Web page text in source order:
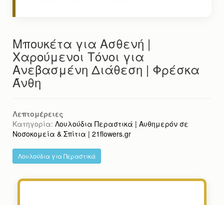
Μπουκέτα για Ασθενή |
Χαρούμενοι Τόνοι για
Ανεβασμένη Διάθεση | Φρέσκα
Άνθη
Λεπτομέρειες
Κατηγορία: Λουλούδια Περαστικά | Αυθημερόν σε
Νοσοκομεία & Σπίτια | 21flowers.gr
Λουλούδια για Περαστικά